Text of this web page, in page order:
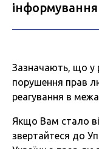
Зазначають, що у
порушення прав
реагування в
Якщо Вам стало
звертайтеся до